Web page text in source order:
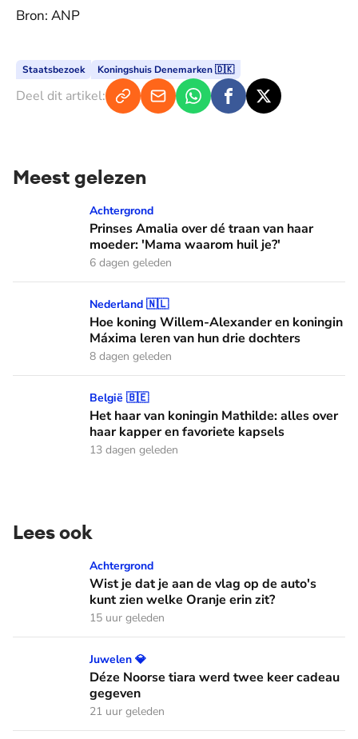
Bron: ANP
Staatsbezoek Koningshuis Denemarken 🇩🇰
Deel dit artikel:
Meest gelezen
Prinses Amalia over dé traan van haar moeder: 'Mama
Achtergrond
Prinses Amalia over dé traan van haar
moeder: 'Mama waarom huil je?'
6 dagen geleden
Hoe koning Willem-Alexander en koningin Máxima leren
Nederland 🇳🇱
Hoe koning Willem-Alexander en koningin
Máxima leren van hun drie dochters
8 dagen geleden
Het haar van koningin Mathilde: alles over haar kapper en
België 🇧🇪
Het haar van koningin Mathilde: alles over
haar kapper en favoriete kapsels
13 dagen geleden
Lees ook
Wist je dat je aan de vlag op de auto's kunt zien welke
Achtergrond
Wist je dat je aan de vlag op de auto's
kunt zien welke Oranje erin zit?
15 uur geleden
Déze Noorse tiara werd twee keer cadeau gegeven
Juwelen 💎
Déze Noorse tiara werd twee keer cadeau
gegeven
21 uur geleden